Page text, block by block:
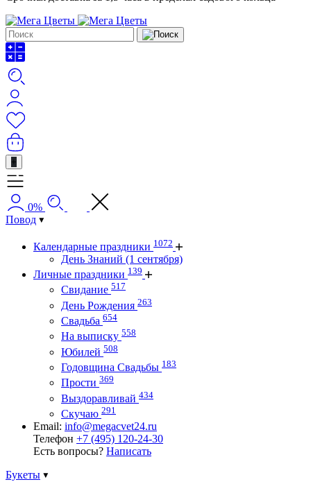
+
0%
Повод
Календарные праздники 1072
День Знаний (1 сентября)
Личные праздники 139
Свидание 517
День Рождения 263
Свадьба 654
На выписку 558
Юбилей 508
Годовщина Свадьбы 183
Прости 369
Выздоравливай 434
Скучаю 291
Email: info@megacvet24.ru
Телефон +7 (495) 120-24-30
Есть вопросы? Написать
Букеты